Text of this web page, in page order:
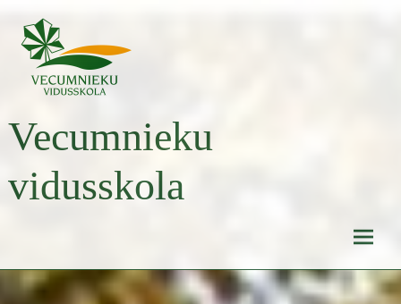
content
Vecumnieku
vidusskola